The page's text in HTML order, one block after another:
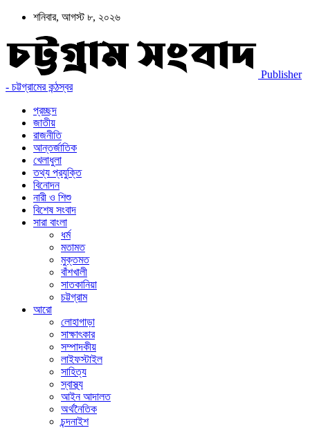
শনিবার, আগস্ট ৮, ২০২৬
Publisher
- চট্টগ্রামের কন্ঠস্বর
প্রচ্ছদ
জাতীয়
রাজনীতি
আন্তর্জাতিক
খেলাধুলা
তথ্য প্রযুক্তি
বিনোদন
নারী ও শিশু
বিশেষ সংবাদ
সারা বাংলা
ধর্ম
মতামত
মুক্তমত
বাঁশখালী
সাতকানিয়া
চট্টগ্রাম
আরো
লোহাগাড়া
সাক্ষাৎকার
সম্পাদকীয়
লাইফস্টাইল
সাহিত্য
স্বাস্থ্য
আইন আদালত
অর্থনৈতিক
চন্দনাইশ